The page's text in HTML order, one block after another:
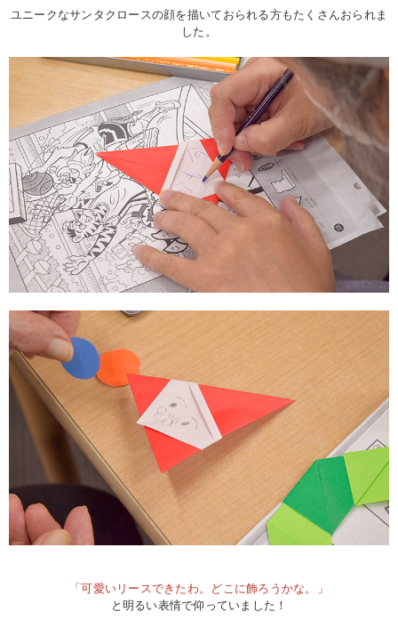
ユニークなサンタクロースの顔を描いておられる方もたくさんおられま
した。
「可愛いリースできたわ。どこに飾ろうかな。」
と明るい表情で仰っていました！